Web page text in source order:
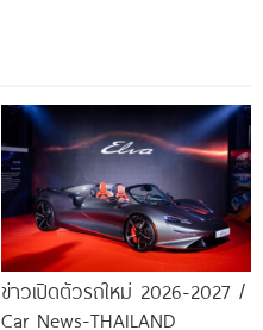
ข่าวเปิดตัวรถใหม่ 2026-2027 /
Car News-THAILAND